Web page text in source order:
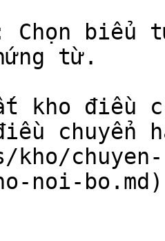
Chọn biểu
từ.
kho điều
kho/